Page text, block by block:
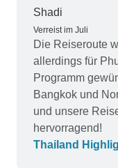
Ihren Aufenthalt
genießen. Die
Heiligtum waren
einzigartig. Wir
Erinnerungen
Ehren halten
das Team der
hervorragenden
Shadi
Verreist im Juli
Die Reiseroute
allerdings für
Programm
Bangkok und
und unsere
hervorragend!
Thailand